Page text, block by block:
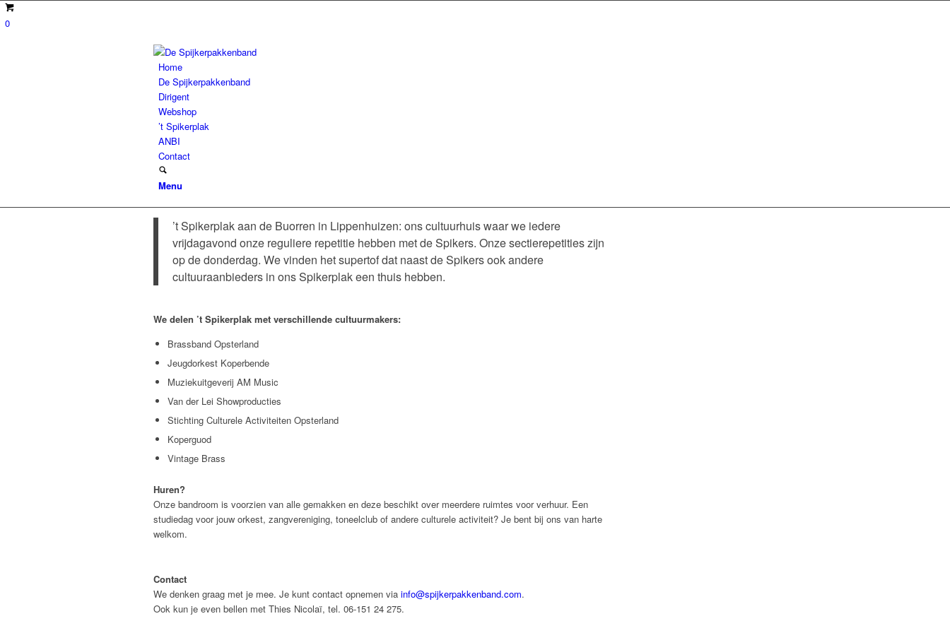
0
Home
De Spijkerpakkenband
Dirigent
Webshop
’t Spikerplak
ANBI
Contact
Menu
’t Spikerplak aan de Buorren in Lippenhuizen: ons cultuurhuis waar we iedere
vrijdagavond onze reguliere repetitie hebben met de Spikers. Onze sectierepetities zijn
op de donderdag. We vinden het supertof dat naast de Spikers ook andere
cultuuraanbieders in ons Spikerplak een thuis hebben.
We delen ’t Spikerplak met verschillende cultuurmakers:
Brassband Opsterland
Jeugdorkest Koperbende
Muziekuitgeverij AM Music
Van der Lei Showproducties
Stichting Culturele Activiteiten Opsterland
Koperguod
Vintage Brass
Huren?
Onze bandroom is voorzien van alle gemakken en deze beschikt over meerdere ruimtes voor verhuur. Een
studiedag voor jouw orkest, zangvereniging, toneelclub of andere culturele activiteit? Je bent bij ons van harte
welkom.
Contact
We denken graag met je mee. Je kunt contact opnemen via info@spijkerpakkenband.com.
Ook kun je even bellen met Thies Nicolaï, tel. 06-151 24 275.